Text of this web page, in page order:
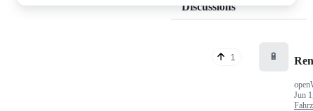
Discussions
1 🔋
Jun